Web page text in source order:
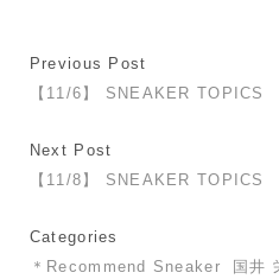
Previous Post
【11/6】 SNEAKER TOPICS
Next Post
【11/8】 SNEAKER TOPICS
Categories
＊Recommend Sneaker
国井